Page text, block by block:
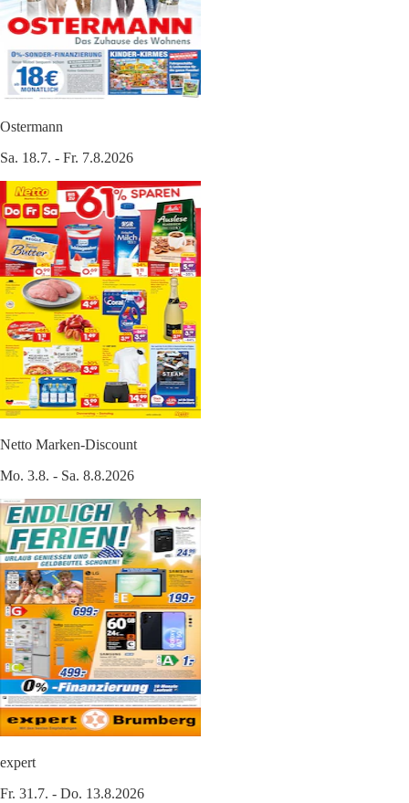
Ostermann
Sa. 18.7. - Fr. 7.8.2026
Netto Marken-Discount
Mo. 3.8. - Sa. 8.8.2026
expert
Fr. 31.7. - Do. 13.8.2026